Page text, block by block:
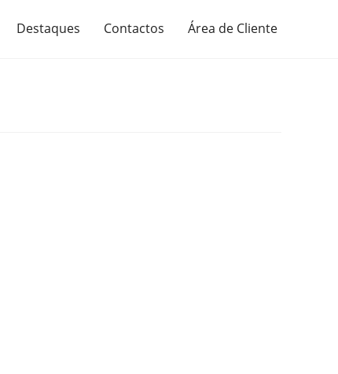
Destaques Contactos Área de Cliente